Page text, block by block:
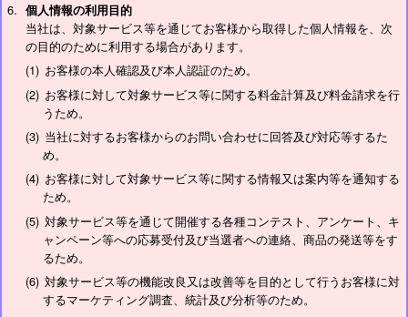
個人情報の利用目的
当社は、対象サービス等を通じてお客様から取得した個人情報を、次
の目的のために利用する場合があります。
お客様の本人確認及び本人認証のため。
お客様に対して対象サービス等に関する料金計算及び料金請求を行
うため。
当社に対するお客様からのお問い合わせに回答及び対応等するた
め。
お客様に対して対象サービス等に関する情報又は案内等を通知する
ため。
対象サービス等を通じて開催する各種コンテスト、アンケート、キ
ャンペーン等への応募受付及び当選者への連絡、商品の発送等をす
るため。
対象サービス等の機能改良又は改善等を目的として行うお客様に対
するマーケティング調査、統計及び分析等のため。